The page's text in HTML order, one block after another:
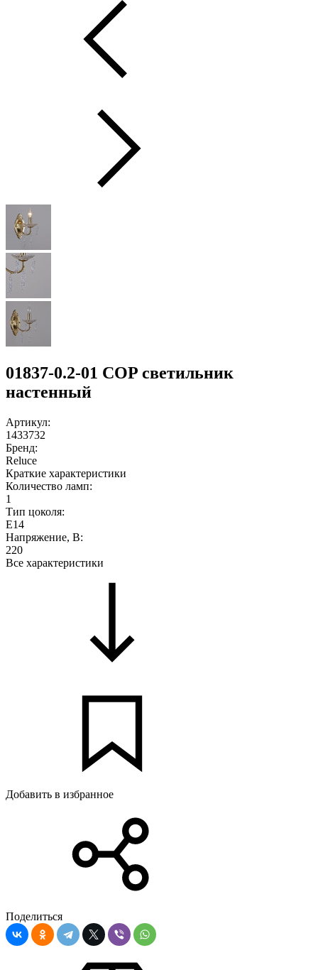
01837-0.2-01 COP светильник
настенный
Артикул:
1433732
Бренд:
Reluce
Краткие характеристики
Количество ламп:
1
Тип цоколя:
E14
Напряжение, В:
220
Все характеристики
Добавить в избранное
Поделиться